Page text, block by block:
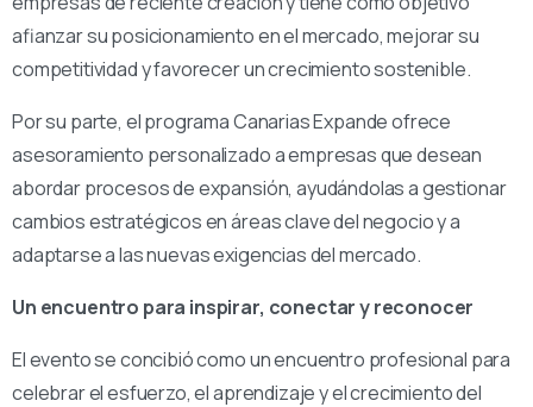
afianzar su posicionamiento en el mercado, mejorar su
competitividad y favorecer un crecimiento sostenible.
Por su parte, el programa Canarias Expande ofrece
asesoramiento personalizado a empresas que desean
abordar procesos de expansión, ayudándolas a gestionar
cambios estratégicos en áreas clave del negocio y a
adaptarse a las nuevas exigencias del mercado.
Un encuentro para inspirar, conectar y reconocer
El evento se concibió como un encuentro profesional para
celebrar el esfuerzo, el aprendizaje y el crecimiento del